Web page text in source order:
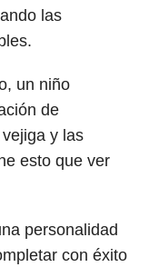
las
un niño
de
y las
esto que ver
personalidad
con éxito